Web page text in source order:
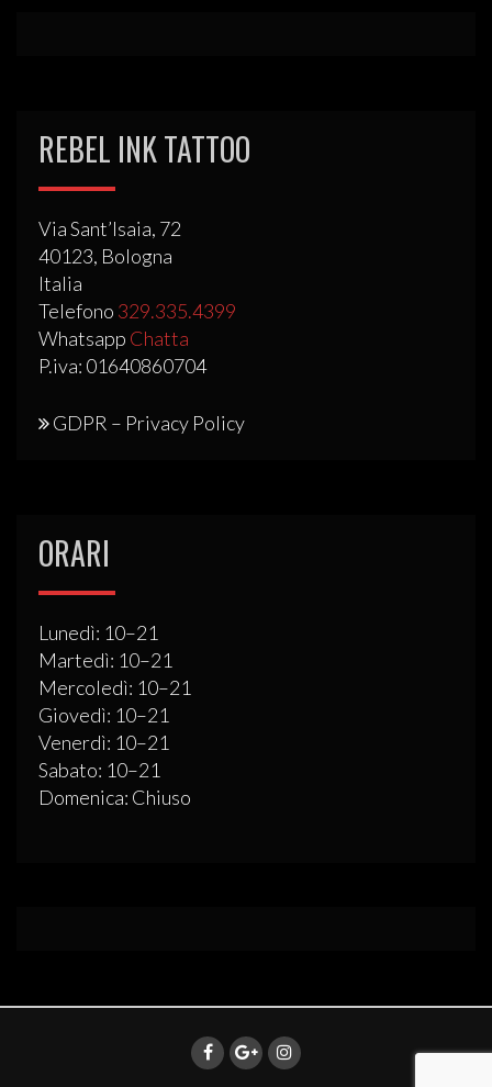
REBEL INK TATTOO
Via Sant’Isaia, 72
40123, Bologna
Italia
Telefono 329.335.4399
Whatsapp Chatta
P.iva: 01640860704
GDPR – Privacy Policy
ORARI
Lunedì: 10–21
Martedì: 10–21
Mercoledì: 10–21
Giovedì: 10–21
Venerdì: 10–21
Sabato: 10–21
Domenica: Chiuso